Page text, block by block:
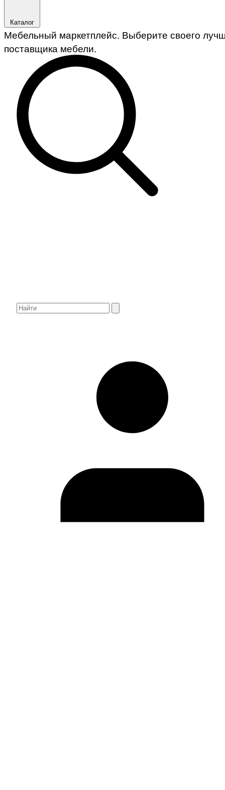
Каталог
Мебельный маркетплейс. Выберите своего
поставщика мебели.